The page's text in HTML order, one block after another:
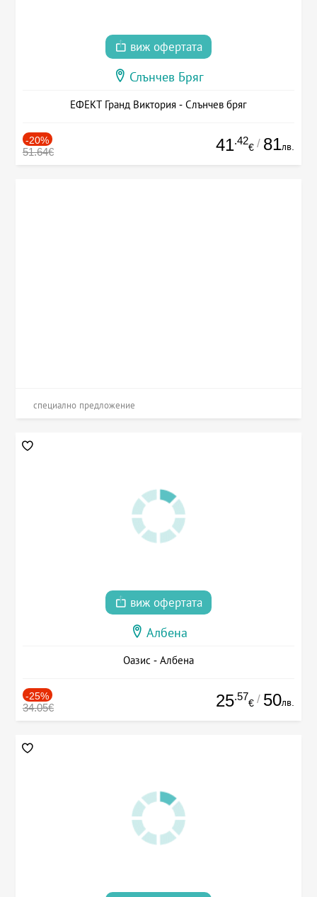
виж офертата
Слънчев Бряг
ЕФЕКТ Гранд Виктория - Слънчев бряг
-20%
51.64€ 41.42
€ / 81лв.
специално предложение
виж офертата
Албена
Оазис - Албена
-25%
34.05€ 25.57
€ / 50лв.